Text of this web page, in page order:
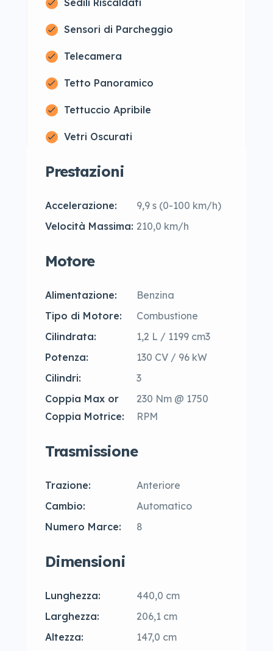
Sedili Riscaldati
Sensori di Parcheggio
Telecamera
Tetto Panoramico
Tettuccio Apribile
Vetri Oscurati
Prestazioni
Accelerazione:
9,9 s (0-100 km/h)
Velocità Massima: 210,0 km/h
Motore
Alimentazione:
Benzina
Tipo di Motore:
Combustione
Cilindrata:
1,2 L / 1199 cm3
Potenza:
130 CV / 96 kW
Cilindri:
3
Coppia Max or
Coppia Motrice:
230 Nm @ 1750
RPM
Trasmissione
Trazione:
Anteriore
Cambio:
Automatico
Numero Marce:
8
Dimensioni
Lunghezza:
440,0 cm
Larghezza:
206,1 cm
Altezza:
147,0 cm